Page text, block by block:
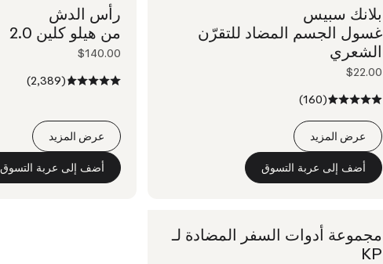
بلانك سبيس
غسول الجسم المضاد للتقرّن
الشعري
$22.00
(160)
عرض المزيد
أضف إلى عربة التسوق
رأس الدش
من هيلو كلين 2.0
$140.00
(2,389)
عرض المزيد
أضف إلى عربة التسوق
مجموعة أدوات السفر المضادة لـ
KP